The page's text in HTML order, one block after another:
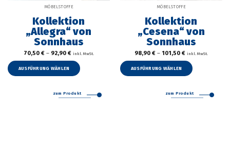
MÖBELSTOFFE
Kollektion
„Allegra“ von
Sonnhaus
70,50 € – 92,90 € inkl. MwSt.
AUSFÜHRUNG WÄHLEN
Varianten
zum Produkt
MÖBELSTOFFE
Kollektion
„Cesena“ von
Sonnhaus
98,90 € – 101,50 € inkl. MwSt.
AUSFÜHRUNG WÄHLEN
zum Produkt